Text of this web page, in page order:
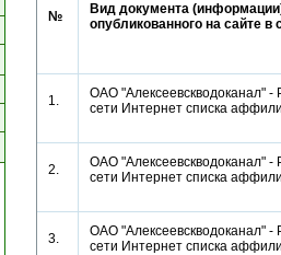
№
Вид документа
опубликованного на сайте в
1.
ОАО "Алексеевскводоканал" -
сети Интернет списка
2.
ОАО "Алексеевскводоканал" -
сети Интернет списка
3.
ОАО "Алексеевскводоканал" -
сети Интернет списка